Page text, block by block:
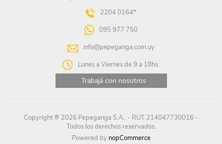
2204 0164*
095 977 750
info@pepeganga.com.uy
Lunes a Viernes de 9 a 18hs.
Trabajá con nosotros
Copyright ® 2026 Pepeganga S.A.. - RUT 214047730016 -
Todos los derechos reservados.
Powered by nopCommerce